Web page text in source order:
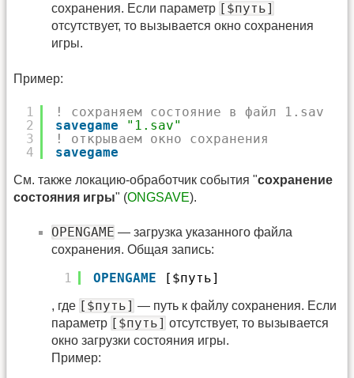
сохранения. Если параметр [$путь]
отсутствует, то вызывается окно сохранения
игры.
Пример:
1
2
3
4
! сохраняем состояние в файл 1.sav
savegame
"1.sav"
! открываем окно сохранения
savegame
См. также локацию-обработчик события "cохранение
состояния игры" (ONGSAVE).
OPENGAME — загрузка указанного файла
сохранения. Общая запись:
1 OPENGAME [$путь]
, где [$путь] — путь к файлу сохранения. Если
параметр [$путь] отсутствует, то вызывается
окно загрузки состояния игры.
Пример: